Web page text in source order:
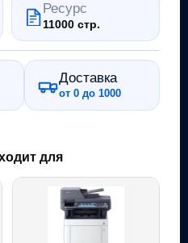
Ресурс
11000 стр.
Доставка
от 0 до 1000
для